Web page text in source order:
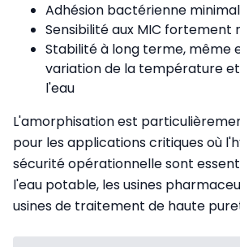
Adhésion bactérienne
Sensibilité aux MIC fortement
Stabilité à long terme, même
variation de la température
l'eau
L'amorphisation est
pour les applications critiques où
sécurité opérationnelle sont
l'eau potable, les usines
usines de traitement de haute